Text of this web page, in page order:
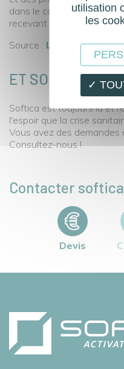
dans le cadre
recevant du public.
Source : Le Moniteur
ET SOFTICA ?
Softica est toujours là et
l'espoir que la crise
Vous avez des
Consultez-nous !
Contacter softica
Devis
utilisation
les
✓